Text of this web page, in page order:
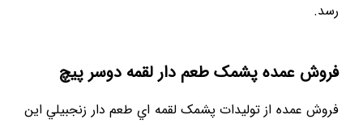
رسد.
فروش عمده پشمک طعم دار لقمه دوسر پيچ
فروش عمده از توليدات پشمک لقمه اي طعم دار زنجبيلي اين